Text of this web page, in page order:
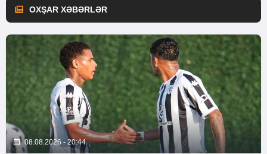
OXŞAR XƏBƏRLƏR
08.08.2026 - 20:44